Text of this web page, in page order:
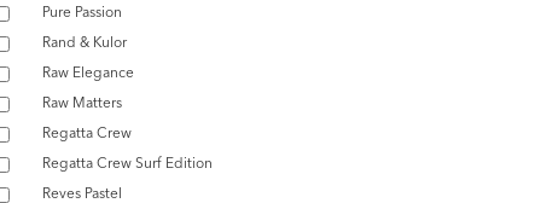
Pure Passion
Rand & Kulor
Raw Elegance
Raw Matters
Regatta Crew
Regatta Crew Surf Edition
Reves Pastel